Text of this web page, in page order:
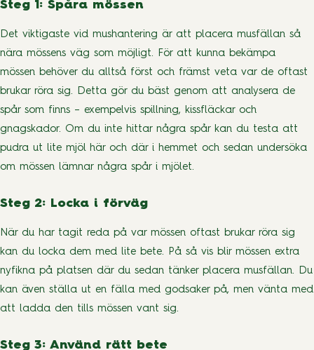
Steg 1: Spåra mössen
Det viktigaste vid mushantering är att placera musfällan så
nära mössens väg som möjligt. För att kunna bekämpa
mössen behöver du alltså först och främst veta var de oftast
brukar röra sig. Detta gör du bäst genom att analysera de
spår som finns – exempelvis spillning, kissfläckar och
gnagskador. Om du inte hittar några spår kan du testa att
pudra ut lite mjöl här och där i hemmet och sedan undersöka
om mössen lämnar några spår i mjölet.
Steg 2: Locka i förväg
När du har tagit reda på var mössen oftast brukar röra sig
kan du locka dem med lite bete. På så vis blir mössen extra
nyfikna på platsen där du sedan tänker placera musfällan. Du
kan även ställa ut en fälla med godsaker på, men vänta med
att ladda den tills mössen vant sig.
Steg 3: Använd rätt bete